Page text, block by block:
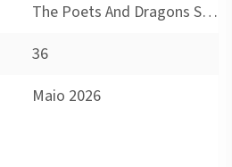
The Poets And Dragons Society
36
Maio 2026